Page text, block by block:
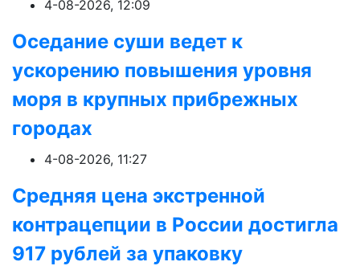
4-08-2026, 12:09
Оседание суши ведет к
ускорению повышения уровня
моря в крупных прибрежных
городах
4-08-2026, 11:27
Средняя цена экстренной
контрацепции в России достигла
917 рублей за упаковку